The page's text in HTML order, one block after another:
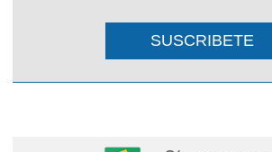
SUSCRIBETE